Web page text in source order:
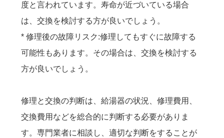
度と言われています。寿命が近づいている場合
は、交換を検討する方が良いでしょう。
* 修理後の故障リスク:修理してもすぐに故障する
可能性もあります。その場合は、交換を検討する
方が良いでしょう。
修理と交換の判断は、給湯器の状況、修理費用、
交換費用などを総合的に判断する必要がありま
す。専門業者に相談し、適切な判断をすることが